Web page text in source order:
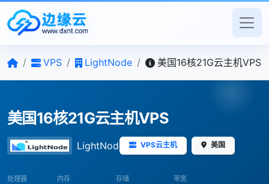
/ VPS / LightNode / 美国16核21G云主机VPS
美国16核21G云主机VPS
LightNode VPS云主机 美国
处理器 内存 存储 带宽